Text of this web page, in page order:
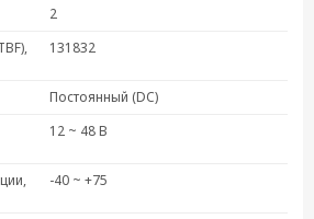
2
131832
Постоянный (DC)
12 ~ 48 В
-40 ~ +75